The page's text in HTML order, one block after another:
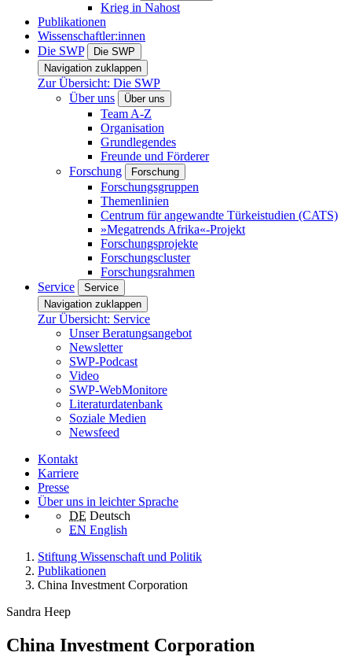
Krieg in Nahost
Publikationen
Wissenschaftler:innen
Die SWP
Die SWP
Navigation zuklappen
Zur Übersicht: Die SWP
Über uns
Über uns
Team A-Z
Organisation
Grundlegendes
Freunde und Förderer
Forschung
Forschung
Forschungsgruppen
Themenlinien
Centrum für angewandte Türkeistudien (CATS)
»Megatrends Afrika«-Projekt
Forschungsprojekte
Forschungscluster
Forschungsrahmen
Service
Service
Navigation zuklappen
Zur Übersicht: Service
Unser Beratungsangebot
Newsletter
SWP-Podcast
Video
SWP-WebMonitore
Literaturdatenbank
Soziale Medien
Newsfeed
Kontakt
Karriere
Presse
Über uns in leichter Sprache
DE Deutsch
EN English
Stiftung Wissenschaft und Politik
Publikationen
China Investment Corporation
Sandra Heep
China Investment Corporation